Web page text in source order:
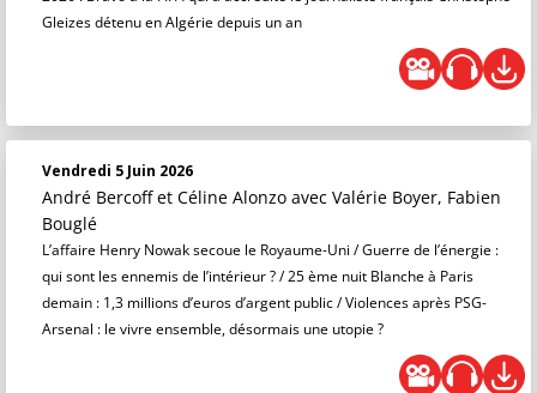
Gleizes détenu en Algérie depuis un an
Vendredi 5 Juin 2026
André Bercoff et Céline Alonzo avec Valérie Boyer, Fabien
Bouglé
L’affaire Henry Nowak secoue le Royaume-Uni / Guerre de l’énergie :
qui sont les ennemis de l’intérieur ? / 25 ème nuit Blanche à Paris
demain : 1,3 millions d’euros d’argent public / Violences après PSG-
Arsenal : le vivre ensemble, désormais une utopie ?